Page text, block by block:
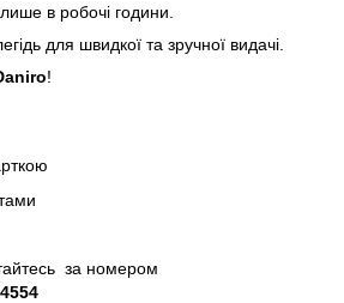
в робочі години.
для швидкої та зручної видачі.
!
за номером